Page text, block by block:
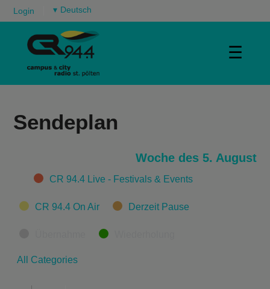
Login ▾
☰
Sendeplan
Woche des 5. August
CategoriesCR 94.4 Live - Festivals & Events
CR 94.4 On Air Derzeit Pause
All Categories